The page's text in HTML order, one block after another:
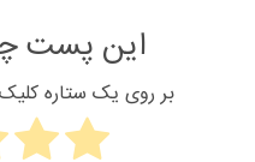
این پست
بر روی یک ستاره کلیک